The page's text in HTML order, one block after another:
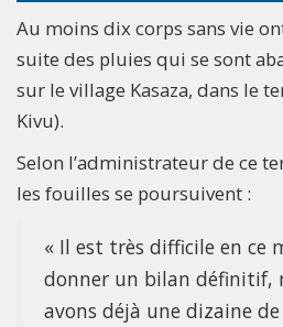
Au moins dix corps sans vie
suite des pluies qui se sont
sur le village Kasaza, dans le
Kivu).
Selon l’administrateur de ce
les fouilles se poursuivent :
« Il est très difficile en ce
donner un bilan définitif,
avons déjà une dizaine